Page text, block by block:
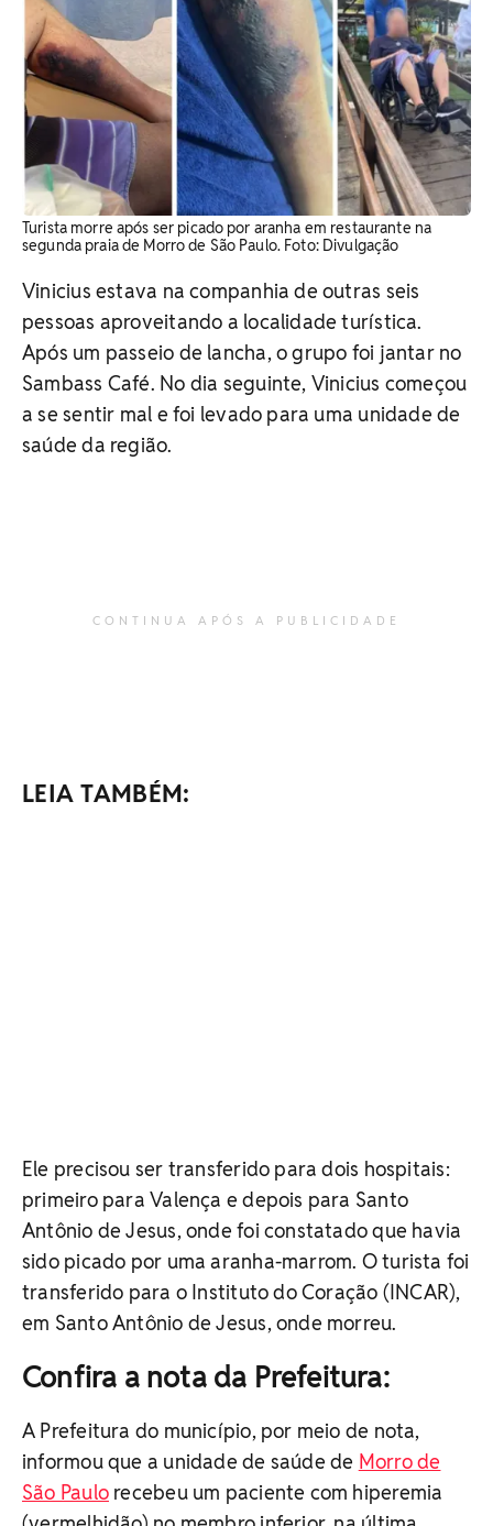
Turista morre após ser picado por aranha em restaurante na
segunda praia de Morro de São Paulo. Foto: Divulgação
Vinicius estava na companhia de outras seis
pessoas aproveitando a localidade turística.
Após um passeio de lancha, o grupo foi jantar no
Sambass Café. No dia seguinte, Vinicius começou
a se sentir mal e foi levado para uma unidade de
saúde da região.
CONTINUA APÓS A PUBLICIDADE
LEIA TAMBÉM:
Ele precisou ser transferido para dois hospitais:
primeiro para Valença e depois para Santo
Antônio de Jesus, onde foi constatado que havia
sido picado por uma aranha-marrom. O turista foi
transferido para o Instituto do Coração (INCAR),
em Santo Antônio de Jesus, onde morreu.
Confira a nota da Prefeitura:
A Prefeitura do município, por meio de nota,
informou que a unidade de saúde de Morro de
São Paulorecebeu um paciente com hiperemia